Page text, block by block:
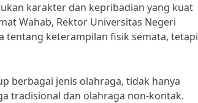
karakter dan kepribadian yang kuat
Wahab, Rektor Universitas Negeri
tentang keterampilan fisik semata, tetapi
berbagai jenis olahraga, tidak hanya
tradisional dan olahraga non-kontak.